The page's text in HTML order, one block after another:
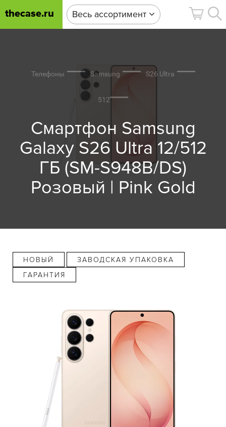
thecase.ru Весь ассортимент
Телефоны Samsung S26 Ultra
512
Смартфон Samsung
Galaxy S26 Ultra 12/512
ГБ (SM-S948B/DS)
Розовый | Pink Gold
НОВЫЙ
ЗАВОДСКАЯ УПАКОВКА
ГАРАНТИЯ